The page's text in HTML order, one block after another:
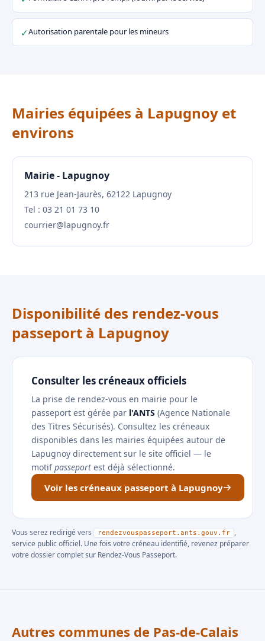
✓Autorisation parentale pour les mineurs
Mairies équipées à Lapugnoy et
environs
Mairie - Lapugnoy
213 rue Jean-Jaurès, 62122 Lapugnoy
Tel : 03 21 01 73 10
courrier@lapugnoy.fr
Disponibilité des rendez-vous
passeport à Lapugnoy
Consulter les créneaux officiels
La prise de rendez-vous en mairie pour le
passeport est gérée par l'ANTS (Agence Nationale
des Titres Sécurisés). Consultez les créneaux
disponibles dans les mairies équipées autour de
Lapugnoy directement sur le site officiel — le
motifpasseport est déjà sélectionné.
Voir les créneaux passeport à Lapugnoy
Vous serez redirigé vers rendezvouspasseport.ants.gouv.fr
,
service public officiel. Une fois votre créneau identifié, revenez préparer
votre dossier complet sur Rendez-Vous Passeport.
Autres communes de Pas-de-Calais